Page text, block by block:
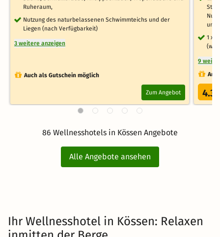
Ruheraum,
Nutzung des naturbelassenen Schwimmteichs und der
Liegen (nach Verfügbarkeit)
3 weitere anzeigen
Auch als Gutschein möglich
Zum Angebot
und
1 x
9
4.3
86 Wellnesshotels in Kössen Angebote
Alle Angebote ansehen
Ihr Wellnesshotel in Kössen: Relaxen